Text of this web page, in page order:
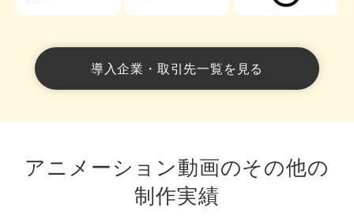
導入企業・取引先一覧を見る
アニメーション動画のその他の
制作実績